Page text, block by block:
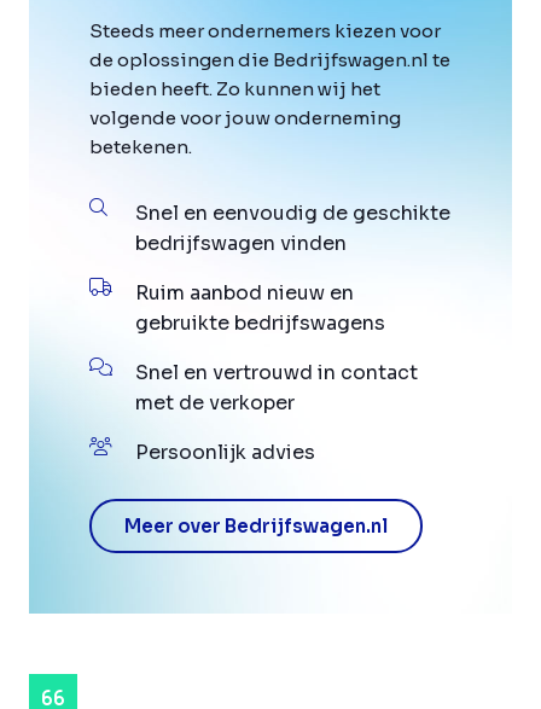
Steeds meer ondernemers kiezen voor
de oplossingen die Bedrijfswagen.nl te
bieden heeft. Zo kunnen wij het
volgende voor jouw onderneming
betekenen.
Snel en eenvoudig de geschikte
bedrijfswagen vinden
Ruim aanbod nieuw en
gebruikte bedrijfswagens
Snel en vertrouwd in contact
met de verkoper
Persoonlijk advies
Meer over Bedrijfswagen.nl